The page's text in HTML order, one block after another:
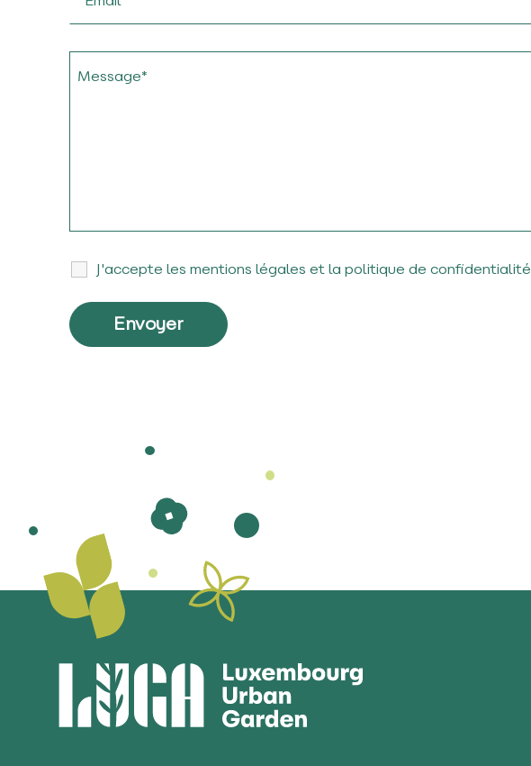
J'accepte les mentions légales et la politique de confidentialité